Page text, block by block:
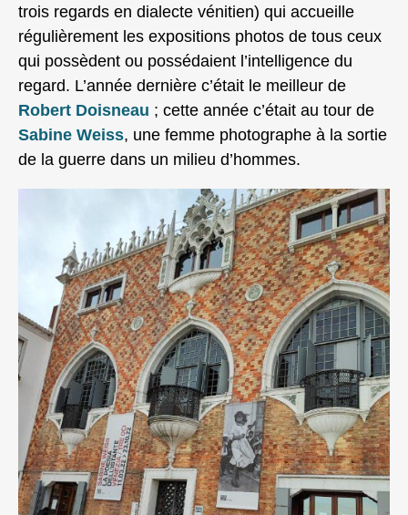
trois regards en dialecte vénitien) qui accueille
régulièrement les expositions photos de tous ceux
qui possèdent ou possédaient l’intelligence du
regard. L’année dernière c’était le meilleur de
Robert Doisneau ; cette année c’était au tour de
Sabine Weiss, une femme photographe à la sortie
de la guerre dans un milieu d’hommes.